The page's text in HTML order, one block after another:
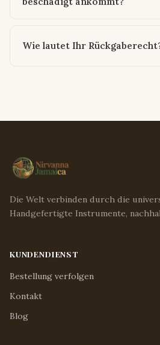
Wie lautet Ihr
Die Welt verbinden durch die
Handgefertigte Instrumente,
KUNDENDIENST
Bestellung verfolgen
Kontakt
Blog